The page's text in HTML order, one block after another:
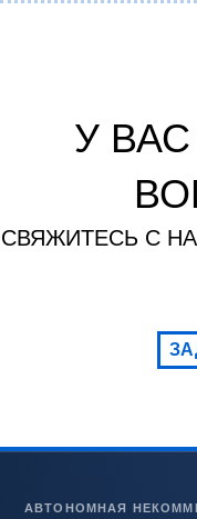
У
СВЯЖИТЕСЬ С
АВТОНОМНАЯ